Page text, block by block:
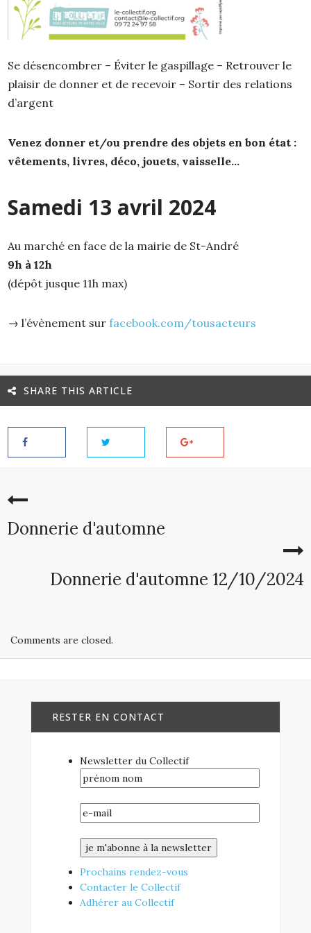
Se désencombrer – Éviter le gaspillage – Retrouver le
plaisir de donner et de recevoir – Sortir des relations
d’argent
Venez donner et/ou prendre des objets en bon état :
vêtements, livres, déco, jouets, vaisselle…
Samedi 13 avril 2024
Au marché en face de la mairie de St-André
9h à 12h
(dépôt jusque 11h max)
→ l’évènement sur facebook.com/tousacteurs
SHARE THIS ARTICLE
Donnerie d'automne
Donnerie d'automne 12/10/2024
Comments are closed.
RESTER EN CONTACT
Newsletter du Collectif
Prochains rendez-vous
Contacter le Collectif
Adhérer au Collectif